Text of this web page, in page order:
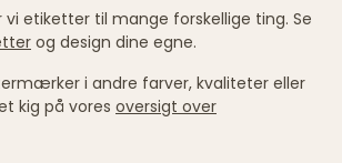
vi etiketter til mange forskellige ting. Se
og design dine egne.
i andre farver, kvaliteter eller
kig på vores oversigt over